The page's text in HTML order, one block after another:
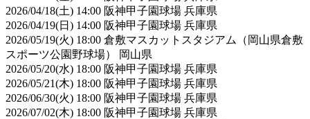
2026/04/18(土) 14:00 阪神甲子園球場 兵庫県
2026/04/19(日) 14:00 阪神甲子園球場 兵庫県
2026/05/19(火) 18:00 倉敷マスカットスタジアム（岡山県倉敷
スポーツ公園野球場） 岡山県
2026/05/20(水) 18:00 阪神甲子園球場 兵庫県
2026/05/21(木) 18:00 阪神甲子園球場 兵庫県
2026/06/30(火) 18:00 阪神甲子園球場 兵庫県
2026/07/02(木) 18:00 阪神甲子園球場 兵庫県